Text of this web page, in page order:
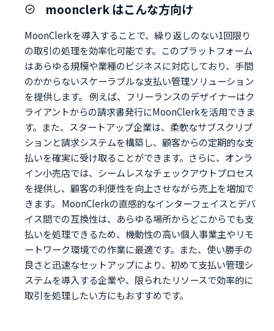
moonclerk はこんな方向け
MoonClerkを導入することで、繰り返しのない1回限り
の取引の処理を効率化可能です。このプラットフォーム
はあらゆる規模や業種のビジネスに対応しており、手間
のかからないスケーラブルな支払い管理ソリューション
を提供します。 例えば、フリーランスのデザイナーはク
ライアントからの請求書発行にMoonClerkを活用できま
す。また、スタートアップ企業は、柔軟なサブスクリプ
ションと請求システムを構築し、顧客からの定期的な支
払いを確実に受け取ることができます。さらに、オンラ
イン小売店では、シームレスなチェックアウトプロセス
を提供し、顧客の利便性を向上させながら売上を増加で
きます。 MoonClerkの直感的なインターフェイスとデバ
イス間での互換性は、あらゆる場所からどこからでも支
払いを処理できるため、機動性の高い個人事業主やリモ
ートワーク環境での作業に最適です。また、使い勝手の
良さと迅速なセットアップにより、初めて支払い管理シ
ステムを導入する企業や、限られたリソースで効率的に
取引を処理したい方にもおすすめです。